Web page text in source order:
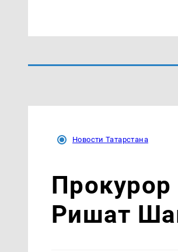
Новости Татарстана
Прокурор
Ришат